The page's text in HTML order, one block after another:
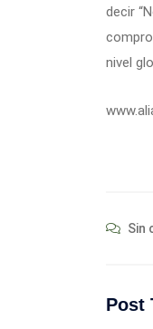
decir
nivel
Sin
Post